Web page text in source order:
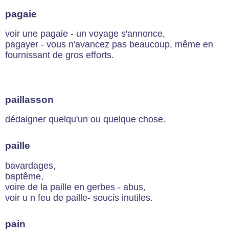
pagaie
voir une pagaie - un voyage s'annonce,
pagayer - vous n'avancez pas beaucoup, même en
fournissant de gros efforts.
paillasson
dédaigner quelqu'un ou quelque chose.
paille
bavardages,
baptême,
voire de la paille en gerbes - abus,
voir u n feu de paille- soucis inutiles.
pain